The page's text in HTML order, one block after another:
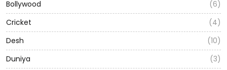
Bollywood
(6)
Cricket
(4)
Desh
(10)
Duniya
(3)